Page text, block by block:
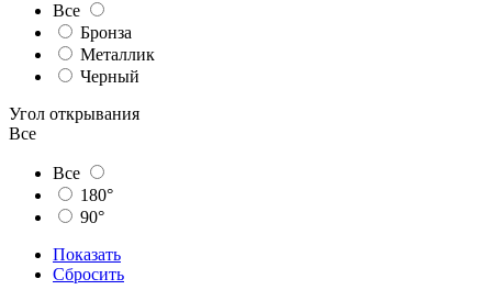
Все
Бронза
Металлик
Черный
Угол открывания
Все
Все
180°
90°
Показать
Сбросить